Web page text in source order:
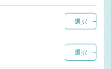
選択
選択